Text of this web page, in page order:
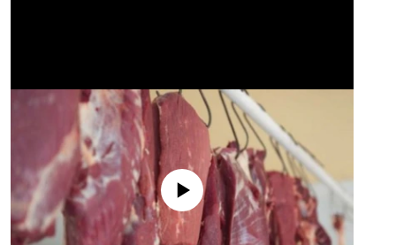
No media source currently available